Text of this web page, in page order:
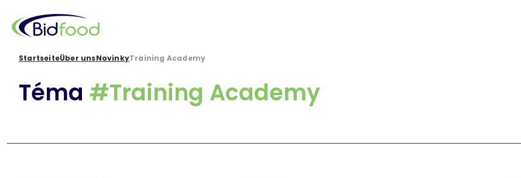
zum
Inhalt
Pfadnavigation
StartseiteÜber unsNovinkyTraining Academy
Téma #Training Academy